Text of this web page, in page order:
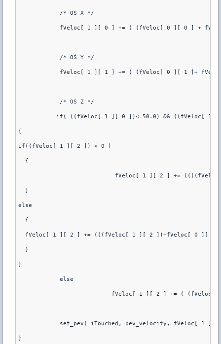
	    /* OŚ X */
fVeloc[ 1 ][ 0 ] += ( (fVeloc[ 0 ][ 0 ] +
	    /* OŚ Y */
fVeloc[ 1 ][ 1 ] += ( (fVeloc[ 0 ][ 1 ]+
	    /* OŚ Z */
if( ((fVeloc[ 1 ][ 0 ])<=50.0) && ((fVeloc[ 1
{
if((fVeloc[ 1 ][ 2 ]) < 0 )
  {
fVeloc[ 1 ][ 2 ] +=
  }
else
  {
fVeloc[ 1 ][ 2 ] += (((fVeloc[ 1 ][ 2 ])+fVeloc[ 0 ][ 2
  }
}
	    else
fVeloc[ 1 ][ 2 ] += (
set_pev( iTouched, pev_velocity, fVeloc[ 1 ]
}